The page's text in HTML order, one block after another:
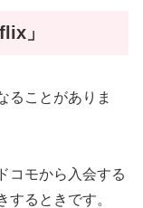
」
ることがありま
コモから入会する
するときです。